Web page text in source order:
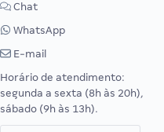
Chat
WhatsApp
E-mail
Horário de atendimento:
segunda a sexta (8h às 20h),
sábado (9h às 13h).